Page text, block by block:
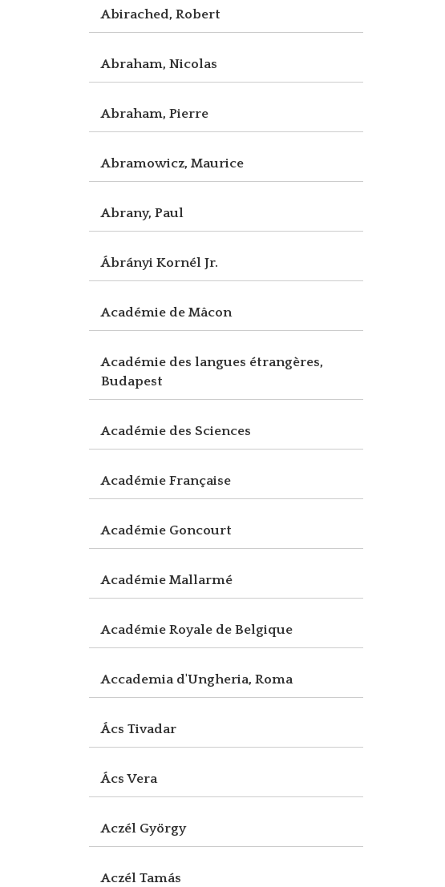
Abirached, Robert
Abraham, Nicolas
Abraham, Pierre
Abramowicz, Maurice
Abrany, Paul
Ábrányi Kornél Jr.
Académie de Mâcon
Académie des langues étrangères,
Budapest
Académie des Sciences
Académie Française
Académie Goncourt
Académie Mallarmé
Académie Royale de Belgique
Accademia d'Ungheria, Roma
Ács Tivadar
Ács Vera
Aczél György
Aczél Tamás